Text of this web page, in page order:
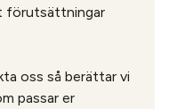
förutsättningar
oss så berättar vi
passar er